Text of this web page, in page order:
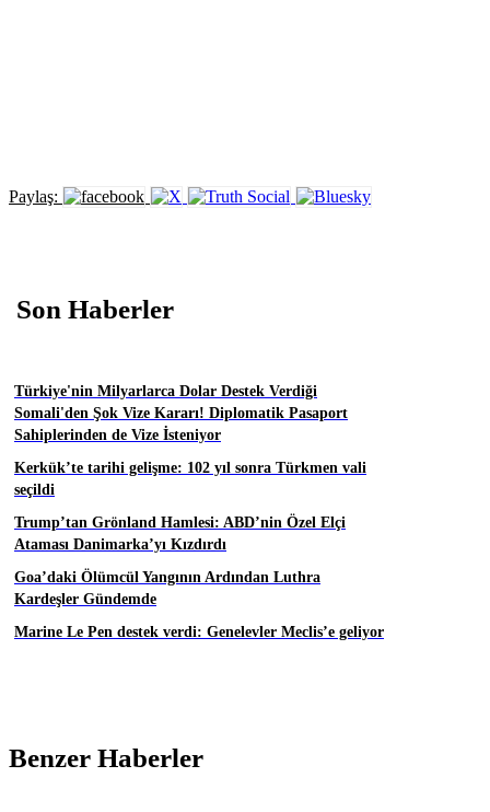
Paylaş:
Son Haberler
Türkiye'nin Milyarlarca Dolar Destek Verdiği
Somali'den Şok Vize Kararı! Diplomatik Pasaport
Sahiplerinden de Vize İsteniyor
Kerkük’te tarihi gelişme: 102 yıl sonra Türkmen vali
seçildi
Trump’tan Grönland Hamlesi: ABD’nin Özel Elçi
Ataması Danimarka’yı Kızdırdı
Goa’daki Ölümcül Yangının Ardından Luthra
Kardeşler Gündemde
Marine Le Pen destek verdi: Genelevler Meclis’e geliyor
Benzer Haberler